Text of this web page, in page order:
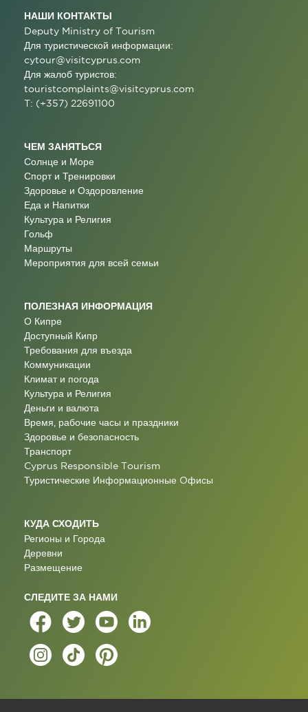
НАШИ КОНТАКТЫ
Deputy Ministry of Tourism
Для туристической информации:
cytour@visitcyprus.com
Для жалоб туристов:
touristcomplaints@visitcyprus.com
T: (+357) 22691100
ЧЕМ ЗАНЯТЬСЯ
Солнце и Море
Спорт и Тренировки
Здоровье и Оздоровление
Еда и Напитки
Культура и Религия
Гольф
Маршруты
Мероприятия для всей семьи
ПОЛЕЗНАЯ ИНФОРМАЦИЯ
О Кипре
Доступный Кипр
Требования для въезда
Коммуникации
Климат и погода
Культура и Религия
Деньги и валюта
Время, рабочие часы и праздники
Здоровье и безопасность
Транспорт
Cyprus Responsible Tourism
Туристические Информационные Oфисы
КУДА СХОДИТЬ
Регионы и Города
Деревни
Размещение
СЛЕДИТЕ ЗА НАМИ